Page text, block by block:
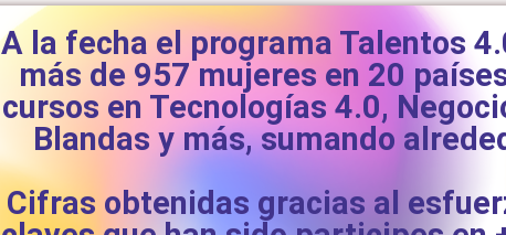
A la fecha el programa Talentos
más de 957 mujeres en 20
cursos en Tecnologías 4.0,
Blandas y más, sumando
Cifras obtenidas gracias al